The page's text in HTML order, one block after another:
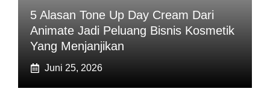
5 Alasan Tone Up Day Cream Dari
Animate Jadi Peluang Bisnis Kosmetik
Yang Menjanjikan
Juni 25, 2026